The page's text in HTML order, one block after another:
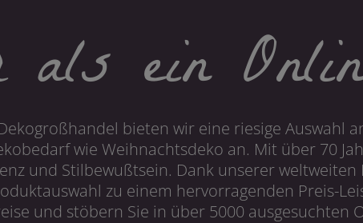
ein
bieten wir eine riesige Auswahl
wie Weihnachtsdeko an. Mit über 70
und Stilbewußtsein. Dank unserer
zu einem hervorragenden Preis-
und stöbern Sie in über 5000 ausgesuchten